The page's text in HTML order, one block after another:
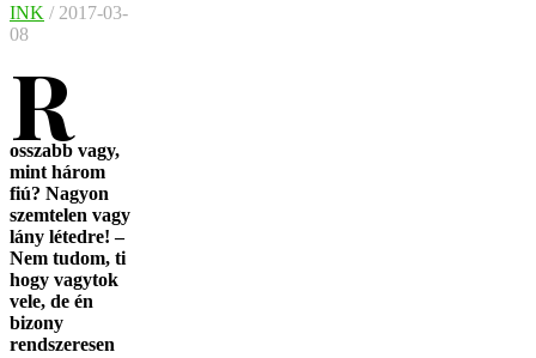
INK / 2017-03-
08
R
osszabb vagy,
mint három
fiú? Nagyon
szemtelen vagy
lány létedre! –
Nem tudom, ti
hogy vagytok
vele, de én
bizony
rendszeresen